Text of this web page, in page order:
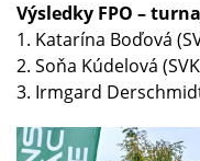
Výsledky FPO –
1. Katarína Boďová
2. Soňa Kúdelová
3. Irmgard